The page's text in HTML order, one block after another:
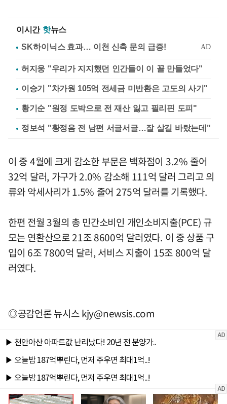
이시간 핫뉴스
허지웅 "우리가 지지했던 인간들이 이 꼴 만들었다"
이승기 "차가원 105억 전세금 미반환은 고도의 사기"
황기순 "원정 도박으로 전 재산 잃고 필리핀 도피"
정보석 "황정음 전 남편 서글서글…잘 살길 바랐는데"
이 중 4월에 크게 감소한 부문은 백화점이 3.2% 줄어
32억 달러, 가구가 2.0% 감소해 111억 달러 그리고 의
류와 악세사리가 1.5% 줄어 275억 달러를 기록했다.
한편 전월 3월의 총 민간소비인 개인소비지출(PCE) 규
모는 연환산으로 21조 8600억 달러였다. 이 중 상품 구
입이 6조 7800억 달러, 서비스 지출이 15조 800억 달
러였다.
◎공감언론 뉴시스kjy@newsis.com